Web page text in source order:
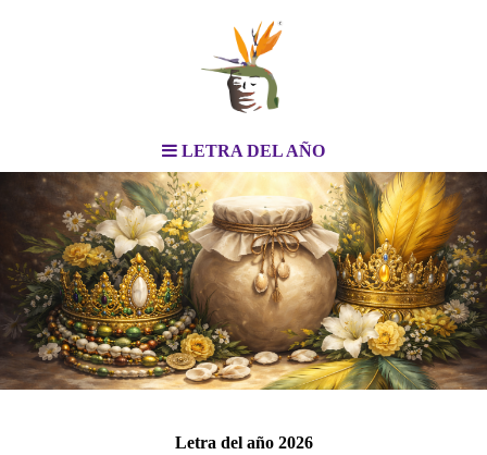
LETRA DEL AÑO
Letra del año 2026